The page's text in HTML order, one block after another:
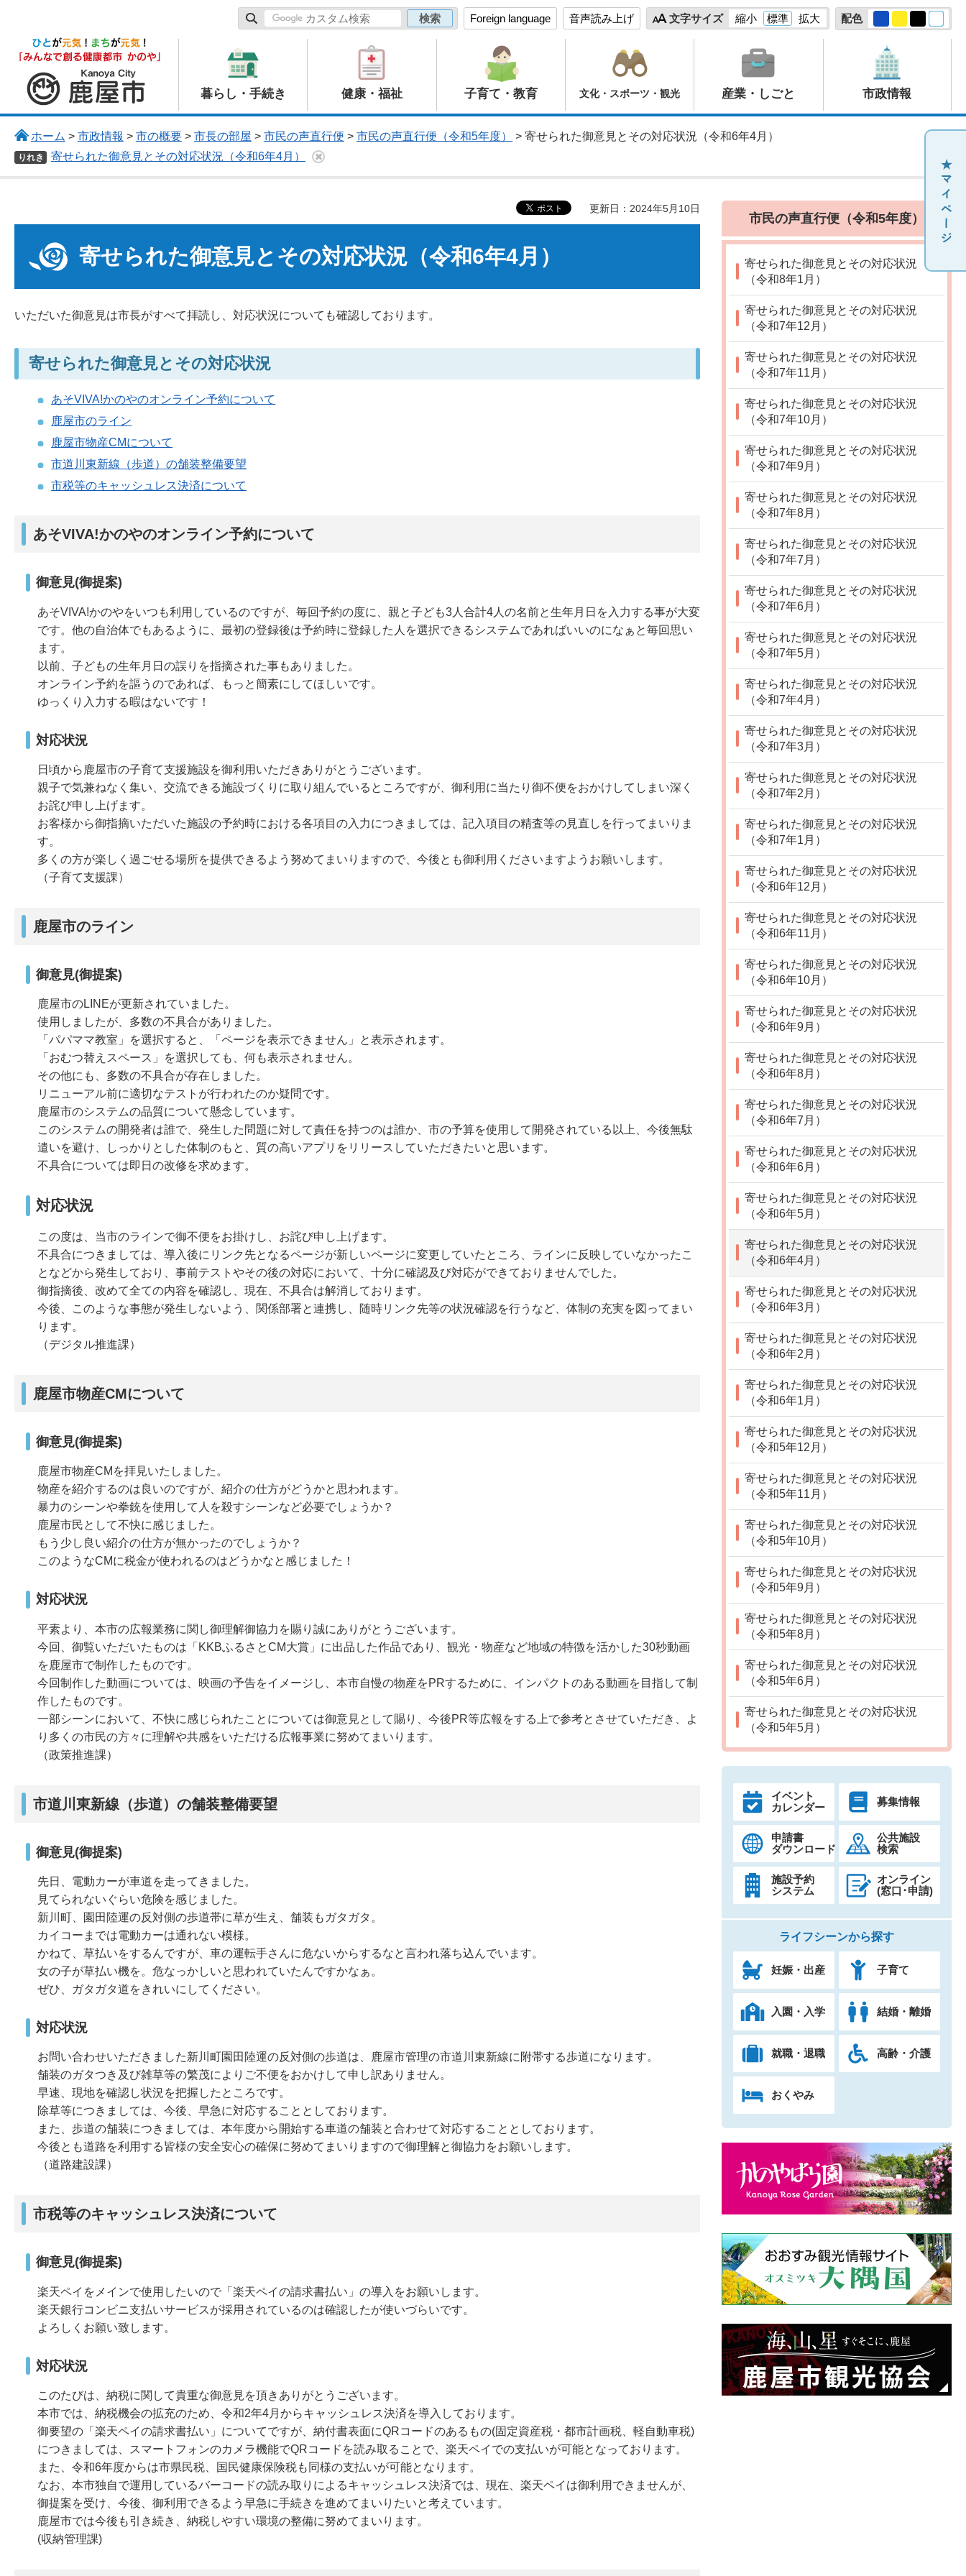
Foreign language 音声読み上げ 文字サイズ 縮小 標準 拡大 配色
鹿屋市
暮らし・手続き 健康・福祉 子育て・教育 文化・スポーツ・観光 産業・しごと 市政情報
ホーム > 市政情報 > 市の概要> 市長の部屋 > 市民の声直行便 > 市民の声直行便（令和5年度） > 寄せられた御意見とその対応状況（令和6年4月）
りれき 寄せられた御意見とその対応状況（令和6年4月）
更新日：2024年5月10日
寄せられた御意見とその対応状況（令和6年4月）
いただいた御意見は市長がすべて拝読し、対応状況についても確認しております。
寄せられた御意見とその対応状況
あそVIVA!かのやのオンライン予約について
鹿屋市のライン
鹿屋市物産CMについて
市道川東新線（歩道）の舗装整備要望
市税等のキャッシュレス決済について
あそVIVA!かのやのオンライン予約について
御意見(御提案)
あそVIVA!かのやをいつも利用しているのですが、毎回予約の度に、親と子ども3人合計4人の名前と生年月日を入力する事が大変
です。他の自治体でもあるように、最初の登録後は予約時に登録した人を選択できるシステムであればいいのになぁと毎回思い
ます。
以前、子どもの生年月日の誤りを指摘された事もありました。
オンライン予約を謳うのであれば、もっと簡素にしてほしいです。
ゆっくり入力する暇はないです！
対応状況
日頃から鹿屋市の子育て支援施設を御利用いただきありがとうございます。
親子で気兼ねなく集い、交流できる施設づくりに取り組んでいるところですが、御利用に当たり御不便をおかけしてしまい深く
お詫び申し上げます。
お客様から御指摘いただいた施設の予約時における各項目の入力につきましては、記入項目の精査等の見直しを行ってまいりま
す。
多くの方が楽しく過ごせる場所を提供できるよう努めてまいりますので、今後とも御利用くださいますようお願いします。
（子育て支援課）
鹿屋市のライン
御意見(御提案)
鹿屋市のLINEが更新されていました。
使用しましたが、多数の不具合がありました。
「パパママ教室」を選択すると、「ページを表示できません」と表示されます。
「おむつ替えスペース」を選択しても、何も表示されません。
その他にも、多数の不具合が存在しました。
リニューアル前に適切なテストが行われたのか疑問です。
鹿屋市のシステムの品質について懸念しています。
このシステムの開発者は誰で、発生した問題に対して責任を持つのは誰か、市の予算を使用して開発されている以上、今後無駄
遣いを避け、しっかりとした体制のもと、質の高いアプリをリリースしていただきたいと思います。
不具合については即日の改修を求めます。
対応状況
この度は、当市のラインで御不便をお掛けし、お詫び申し上げます。
不具合につきましては、導入後にリンク先となるページが新しいページに変更していたところ、ラインに反映していなかったこ
となどから発生しており、事前テストやその後の対応において、十分に確認及び対応ができておりませんでした。
御指摘後、改めて全ての内容を確認し、現在、不具合は解消しております。
今後、このような事態が発生しないよう、関係部署と連携し、随時リンク先等の状況確認を行うなど、体制の充実を図ってまい
ります。
（デジタル推進課）
鹿屋市物産CMについて
御意見(御提案)
鹿屋市物産CMを拝見いたしました。
物産を紹介するのは良いのですが、紹介の仕方がどうかと思われます。
暴力のシーンや拳銃を使用して人を殺すシーンなど必要でしょうか？
鹿屋市民として不快に感じました。
もう少し良い紹介の仕方が無かったのでしょうか？
このようなCMに税金が使われるのはどうかなと感じました！
対応状況
平素より、本市の広報業務に関し御理解御協力を賜り誠にありがとうございます。
今回、御覧いただいたものは「KKBふるさとCM大賞」に出品した作品であり、観光・物産など地域の特徴を活かした30秒動画
を鹿屋市で制作したものです。
今回制作した動画については、映画の予告をイメージし、本市自慢の物産をPRするために、インパクトのある動画を目指して制
作したものです。
一部シーンにおいて、不快に感じられたことについては御意見として賜り、今後PR等広報をする上で参考とさせていただき、よ
り多くの市民の方々に理解や共感をいただける広報事業に努めてまいります。
（政策推進課）
市道川東新線（歩道）の舗装整備要望
御意見(御提案)
先日、電動カーが車道を走ってきました。
見てられないぐらい危険を感じました。
新川町、園田陸運の反対側の歩道帯に草が生え、舗装もガタガタ。
カイコーまでは電動カーは通れない模様。
かねて、草払いをするんですが、車の運転手さんに危ないからするなと言われ落ち込んでいます。
女の子が草払い機を。危なっかしいと思われていたんですかなぁ。
ぜひ、ガタガタ道をきれいにしてください。
対応状況
お問い合わせいただきました新川町園田陸運の反対側の歩道は、鹿屋市管理の市道川東新線に附帯する歩道になります。
舗装のガタつき及び雑草等の繁茂によりご不便をおかけして申し訳ありません。
早速、現地を確認し状況を把握したところです。
除草等につきましては、今後、早急に対応することとしております。
また、歩道の舗装につきましては、本年度から開始する車道の舗装と合わせて対応することとしております。
今後とも道路を利用する皆様の安全安心の確保に努めてまいりますので御理解と御協力をお願いします。
（道路建設課）
市税等のキャッシュレス決済について
御意見(御提案)
楽天ペイをメインで使用したいので「楽天ペイの請求書払い」の導入をお願いします。
楽天銀行コンビニ支払いサービスが採用されているのは確認したが使いづらいです。
よろしくお願い致します。
対応状況
このたびは、納税に関して貴重な御意見を頂きありがとうございます。
本市では、納税機会の拡充のため、令和2年4月からキャッシュレス決済を導入しております。
御要望の「楽天ペイの請求書払い」についてですが、納付書表面にQRコードのあるもの(固定資産税・都市計画税、軽自動車税)
につきましては、スマートフォンのカメラ機能でQRコードを読み取ることで、楽天ペイでの支払いが可能となっております。
また、令和6年度からは市県民税、国民健康保険税も同様の支払いが可能となります。
なお、本市独自で運用しているバーコードの読み取りによるキャッシュレス決済では、現在、楽天ペイは御利用できませんが、
御提案を受け、今後、御利用できるよう早急に手続きを進めてまいりたいと考えています。
鹿屋市では今後も引き続き、納税しやすい環境の整備に努めてまいります。
(収納管理課)
市民の声直行便（令和5年度）
寄せられた御意見とその対応状況
（令和8年1月）
寄せられた御意見とその対応状況
（令和7年12月）
寄せられた御意見とその対応状況
（令和7年11月）
寄せられた御意見とその対応状況
（令和7年10月）
寄せられた御意見とその対応状況
（令和7年9月）
寄せられた御意見とその対応状況
（令和7年8月）
寄せられた御意見とその対応状況
（令和7年7月）
寄せられた御意見とその対応状況
（令和7年6月）
寄せられた御意見とその対応状況
（令和7年5月）
寄せられた御意見とその対応状況
（令和7年4月）
寄せられた御意見とその対応状況
（令和7年3月）
寄せられた御意見とその対応状況
（令和7年2月）
寄せられた御意見とその対応状況
（令和7年1月）
寄せられた御意見とその対応状況
（令和6年12月）
寄せられた御意見とその対応状況
（令和6年11月）
寄せられた御意見とその対応状況
（令和6年10月）
寄せられた御意見とその対応状況
（令和6年9月）
寄せられた御意見とその対応状況
（令和6年8月）
寄せられた御意見とその対応状況
（令和6年7月）
寄せられた御意見とその対応状況
（令和6年6月）
寄せられた御意見とその対応状況
（令和6年5月）
寄せられた御意見とその対応状況
（令和6年4月）
寄せられた御意見とその対応状況
（令和6年3月）
寄せられた御意見とその対応状況
（令和6年2月）
寄せられた御意見とその対応状況
（令和6年1月）
寄せられた御意見とその対応状況
（令和5年12月）
寄せられた御意見とその対応状況
（令和5年11月）
寄せられた御意見とその対応状況
（令和5年10月）
寄せられた御意見とその対応状況
（令和5年9月）
寄せられた御意見とその対応状況
（令和5年8月）
寄せられた御意見とその対応状況
（令和5年6月）
寄せられた御意見とその対応状況
（令和5年5月）
イベント
カレンダー
募集情報
申請書
ダウンロード
公共施設
検索
施設予約
システム
オンライン
(窓口･申請)
ライフシーンから探す
妊娠・出産 子育て
入園・入学 結婚・離婚
就職・退職 高齢・介護
おくやみ